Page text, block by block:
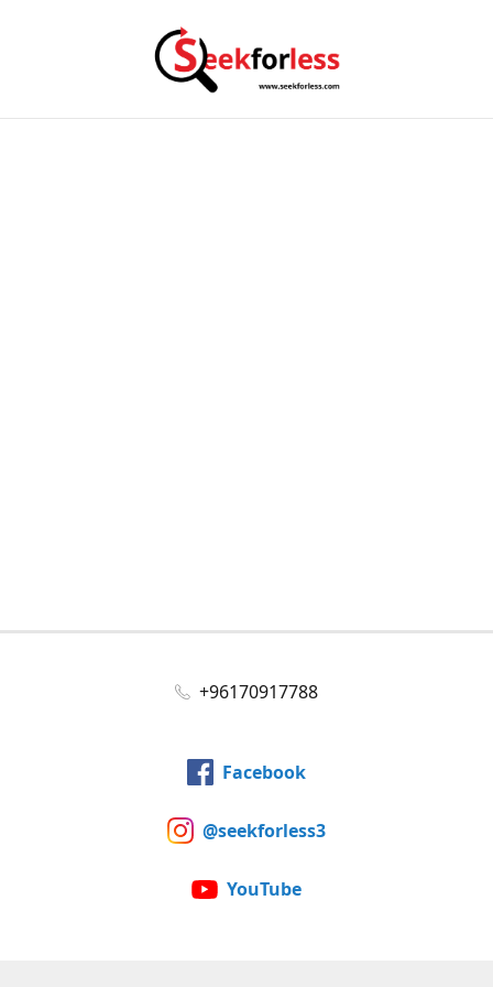
+96170917788
Facebook
@seekforless3
YouTube